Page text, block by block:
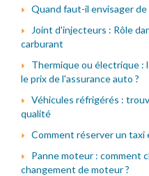
Quand faut-il envisager
Joint d'injecteurs : Rôle
carburant
Thermique ou électrique :
le prix de l'assurance auto ?
Véhicules réfrigérés :
qualité
Comment réserver un taxi
Panne moteur : comment
changement de moteur ?